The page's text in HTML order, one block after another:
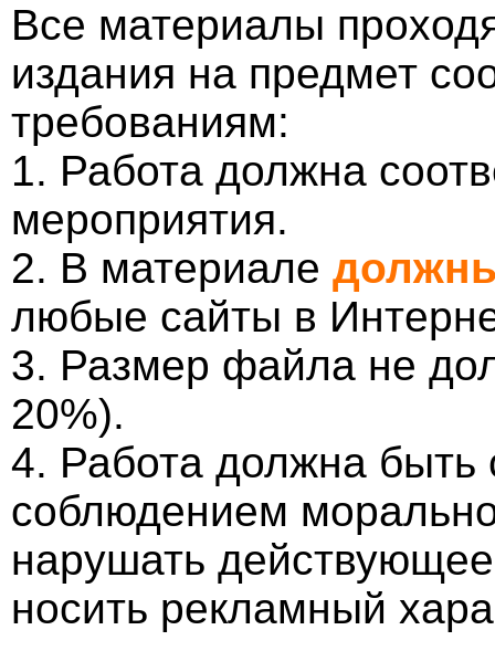
Все материалы
издания на предмет
требованиям:
1. Работа должна
мероприятия.
2. В материале
любые сайты в
3. Размер файла не
20%).
4. Работа должна
соблюдением
нарушать
носить рекламный